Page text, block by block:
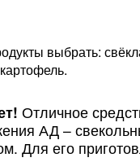
выбрать:
Отличное
АД –
Для его